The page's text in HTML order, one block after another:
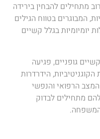
מתחילים להבחין בירידה
המבוגרים בטווח הגילים
יומיומיות בגלל קשיים
גופניים, פגיעה
הידרדרות
הרפואי והנפשי
מתחילים לבדוק
המשפחה.